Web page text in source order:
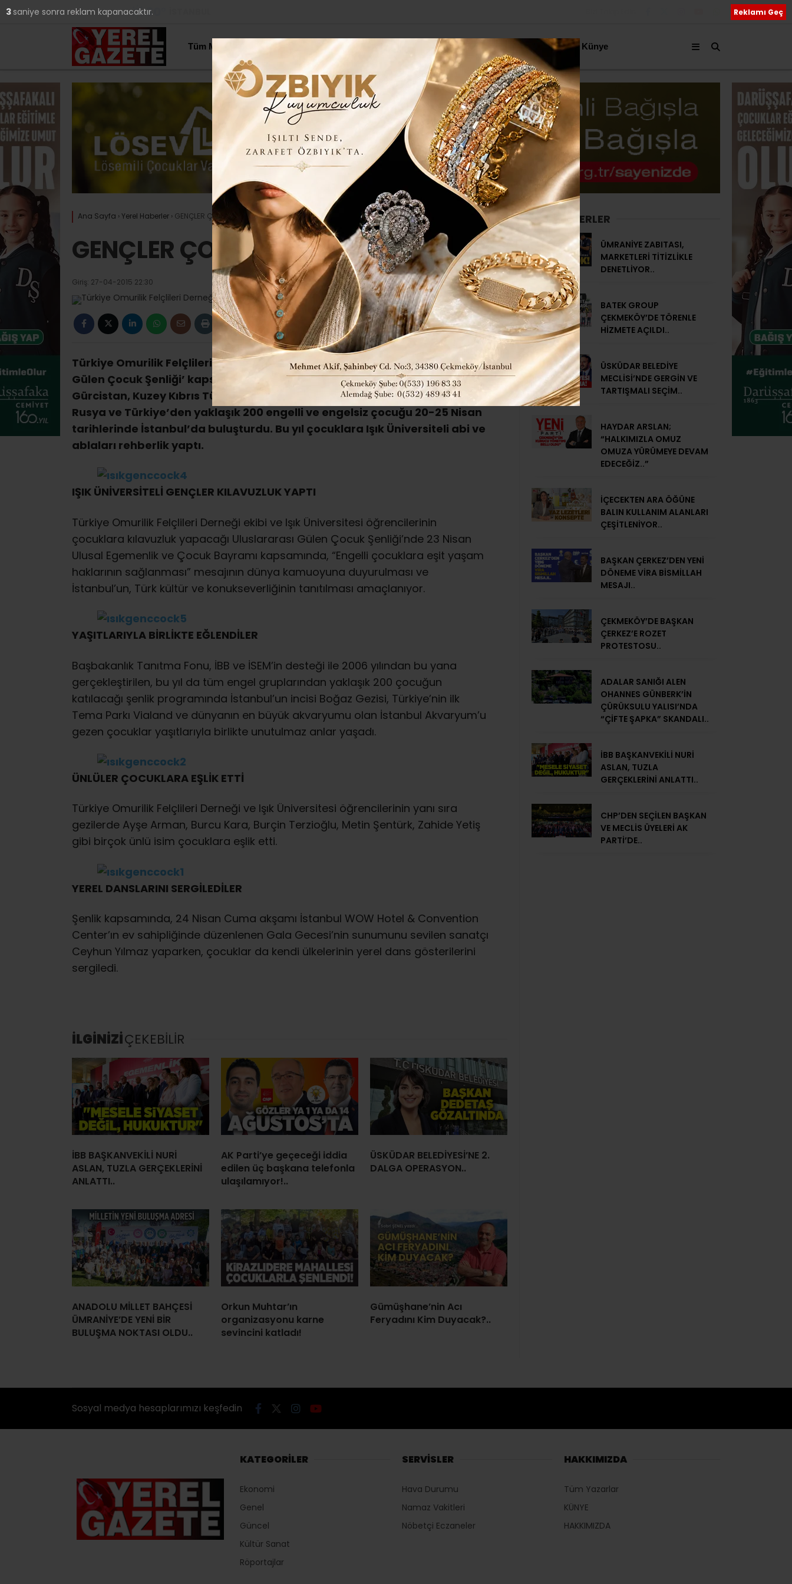
YAZARLAR 30
Tüm Manşetler Yerel Haberler Genel Siyaset Kültür Sanat Hakkımızda Künye
Ana Sayfa › Yerel Haberler › GENÇLER ÇOCUKLARA ‘IŞIK’ OLDU..
GENÇLER ÇOCUKLARA ‘IŞIK’ OLDU..
Giriş: 27-04-2015 22:30 201 Yerel Haberler
ABONE OL
Türkiye Omurilik Felçlileri Derneği, bu yıl 9’uncusu düzenlenen ‘Uluslararası
Gülen Çocuk Şenliği’ kapsamında Azerbaycan, Bosna Hersek, Fas,
Gürcistan, Kuzey Kıbrıs Türk Cumhuriyeti, Kosova, Litvanya, Makedonya,
Rusya ve Türkiye’den yaklaşık 200 engelli ve engelsiz çocuğu 20-25 Nisan
tarihlerinde İstanbul’da buluşturdu. Bu yıl çocuklara Işık Üniversiteli abi ve
ablaları rehberlik yaptı.
IŞIK ÜNİVERSİTELİ GENÇLER KILAVUZLUK YAPTI
Türkiye Omurilik Felçlileri Derneği ekibi ve Işık Üniversitesi öğrencilerinin
çocuklara kılavuzluk yapacağı Uluslararası Gülen Çocuk Şenliği’nde 23 Nisan
Ulusal Egemenlik ve Çocuk Bayramı kapsamında, “Engelli çocuklara eşit yaşam
haklarının sağlanması” mesajının dünya kamuoyuna duyurulması ve
İstanbul’un, Türk kültür ve konukseverliğinin tanıtılması amaçlanıyor.
YAŞITLARIYLA BİRLİKTE EĞLENDİLER
Başbakanlık Tanıtma Fonu, İBB ve İSEM’in desteği ile 2006 yılından bu yana
gerçekleştirilen, bu yıl da tüm engel gruplarından yaklaşık 200 çocuğun
katılacağı şenlik programında İstanbul’un incisi Boğaz Gezisi, Türkiye’nin ilk
Tema Parkı Vialand ve dünyanın en büyük akvaryumu olan İstanbul Akvaryum’u
gezen çocuklar yaşıtlarıyla birlikte unutulmaz anlar yaşadı.
ÜNLÜLER ÇOCUKLARA EŞLİK ETTİ
Türkiye Omurilik Felçlileri Derneği ve Işık Üniversitesi öğrencilerinin yanı sıra
gezilerde Ayşe Arman, Burcu Kara, Burçin Terzioğlu, Metin Şentürk, Zahide Yetiş
gibi birçok ünlü isim çocuklara eşlik etti.
YEREL DANSLARINI SERGİLEDİLER
Şenlik kapsamında, 24 Nisan Cuma akşamı İstanbul WOW Hotel & Convention
Center’ın ev sahipliğinde düzenlenen Gala Gecesi’nin sunumunu sevilen sanatçı
Ceyhun Yılmaz yaparken, çocuklar da kendi ülkelerinin yerel dans gösterilerini
sergiledi.
İLGİNİZİÇEKEBİLİR
İBB BAŞKANVEKİLİ NURİ
ASLAN, TUZLA GERÇEKLERİNİ
ANLATTI..
AK Parti’ye geçeceği iddia
edilen üç başkana telefonla
ulaşılamıyor!..
ÜSKÜDAR BELEDİYESİ’NE 2.
DALGA OPERASYON..
ANADOLU MİLLET BAHÇESİ
ÜMRANİYE’DE YENİ BİR
BULUŞMA NOKTASI OLDU..
Orkun Muhtar’ın
organizasyonu karne
sevincini katladı!
Gümüşhane’nin Acı
Feryadını Kim Duyacak?..
SON HABERLER
ÜMRANİYE ZABITASI,
MARKETLERİ TİTİZLİKLE
DENETLİYOR..
BATEK GROUP
ÇEKMEKÖY’DE TÖRENLE
HİZMETE AÇILDI..
ÜSKÜDAR BELEDİYE
MECLİSİ’NDE GERGİN VE
TARTIŞMALI SEÇİM..
HAYDAR ARSLAN;
“HALKIMIZLA OMUZ
OMUZA YÜRÜMEYE DEVAM
EDECEĞİZ..”
İÇECEKTEN ARA ÖĞÜNE
BALIN KULLANIM ALANLARI
ÇEŞİTLENİYOR..
BAŞKAN ÇERKEZ’DEN YENİ
DÖNEME VİRA BİSMİLLAH
MESAJI..
ÇEKMEKÖY’DE BAŞKAN
ÇERKEZ’E ROZET
PROTESTOSU..
ADALAR SANIĞI ALEN
OHANNES GÜNBERK’İN
ÇÜRÜKSULU YALISI’NDA
“ÇİFTE ŞAPKA” SKANDALI..
İBB BAŞKANVEKİLİ NURİ
ASLAN, TUZLA
GERÇEKLERİNİ ANLATTI..
CHP’DEN SEÇİLEN BAŞKAN
VE MECLİS ÜYELERİ AK
PARTİ’DE..
2 saniye sonra reklam kapanacaktır. Reklamı Geç
Sosyal medya hesaplarımızı keşfedin
KATEGORİLER
Ekonomi
Genel
Güncel
Kültür Sanat
Röportajlar
SERVİSLER
Hava Durumu
Namaz Vakitleri
Nöbetçi Eczaneler
HAKKIMIZDA
Tüm Yazarlar
KÜNYE
HAKKIMIZDA